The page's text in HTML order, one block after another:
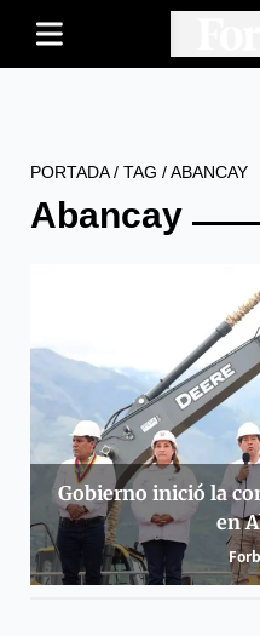
PORTADA/ TAG /ABANCAY
Abancay
Gobierno inició la
en